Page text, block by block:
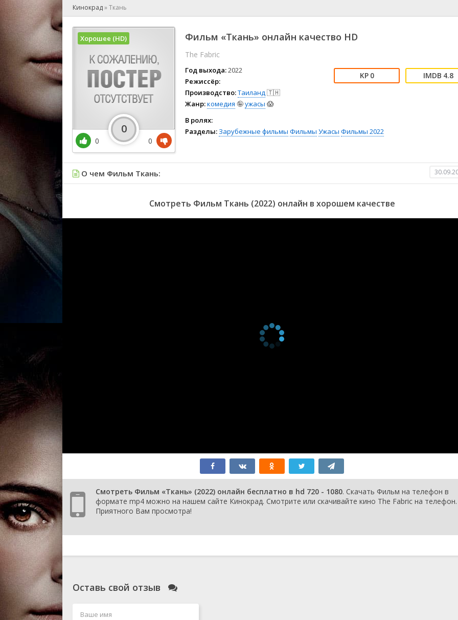
🕺 Мюзикл
👨‍💼 Новости
👨‍💻 Реальное тв
🎤 Ток-шоу
😱 Ужасы
🧙‍♀️ Фантастика
🤠 Фильм-нуар
🧝‍♂️ Фэнтези
🏅 Церемония
Кинокрад»Ткань
Фильм «Ткань» онлайн качество HD
The Fabric
Год выхода:2022
Режиссёр:
Производство:Таиланд🇹🇭
Жанр:комедия 🤪ужасы 😱
0 4.8
В ролях:
Разделы: Зарубежные фильмы Фильмы Ужасы Фильмы 2022
Хорошее (HD)
0
0
0
О чем Фильм Ткань:
Смотреть Фильм Ткань (2022) онлайн в хорошем качестве
Смотреть Фильм «Ткань» (2022) онлайн бесплатно в hd 720 - 1080. Скачать Фильм на телефон в
формате mp4 можно на нашем сайте Кинокрад. Смотрите или скачивайте кино The Fabric на телефон.
Приятного Вам просмотра!
Оставь свой отзыв